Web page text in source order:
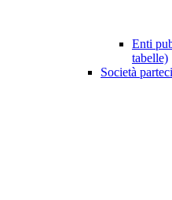
Enti
tabelle)
Società